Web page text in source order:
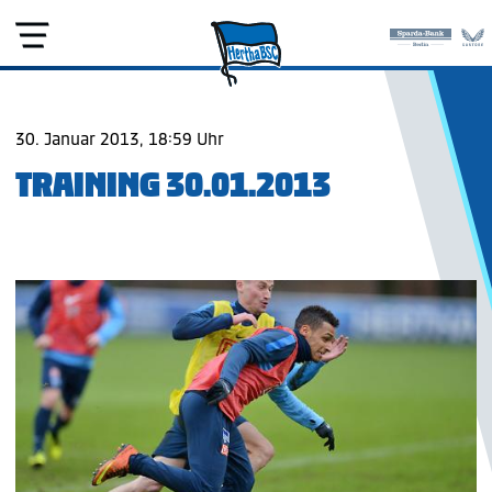
30. Januar 2013, 18:59 Uhr
TRAINING 30.01.2013